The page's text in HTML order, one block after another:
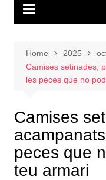
Home 2025
Camises setinades,
les peces que no
Camises
peces que
teu armari